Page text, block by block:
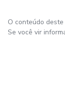
O conteúdo
Se você vir